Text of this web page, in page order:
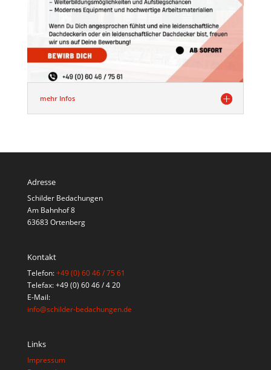
mehr Infos
Adresse
Schilder Bedachungen
Am Bahnhof 8
63683 Ortenberg
Kontakt
Telefon:+49 (0) 60 46 / 75 61
Telefax: +49 (0) 60 46 / 4 20
E-Mail:
info@schilder-bedachungen.de
Links
Impressum